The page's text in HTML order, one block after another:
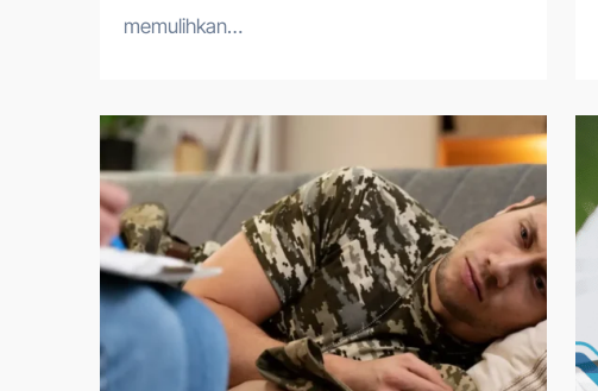
memulihkan…